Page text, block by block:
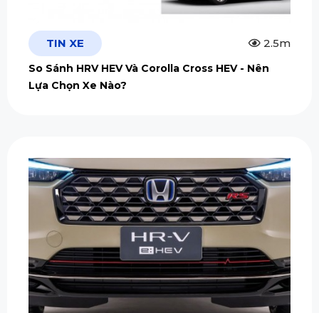
TIN XE 2.5m
So Sánh HRV HEV Và Corolla Cross HEV - Nên
Lựa Chọn Xe Nào?